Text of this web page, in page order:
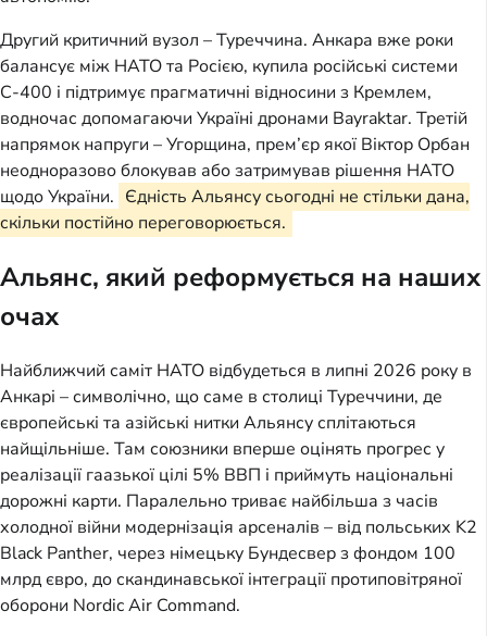
Другий критичний вузол – Туреччина. Анкара вже роки
балансує між НАТО та Росією, купила російські системи
С-400 і підтримує прагматичні відносини з Кремлем,
водночас допомагаючи Україні дронами Bayraktar. Третій
напрямок напруги – Угорщина, прем’єр якої Віктор Орбан
неодноразово блокував або затримував рішення НАТО
щодо України. Єдність Альянсу сьогодні не стільки дана,
скільки постійно переговорюється.
Альянс, який реформується на наших
очах
Найближчий саміт НАТО відбудеться в липні 2026 року в
Анкарі – символічно, що саме в столиці Туреччини, де
європейські та азійські нитки Альянсу сплітаються
найщільніше. Там союзники вперше оцінять прогрес у
реалізації гаазької цілі 5% ВВП і приймуть національні
дорожні карти. Паралельно триває найбільша з часів
холодної війни модернізація арсеналів – від польських K2
Black Panther, через німецьку Бундесвер з фондом 100
млрд євро, до скандинавської інтеграції протиповітряної
оборони Nordic Air Command.